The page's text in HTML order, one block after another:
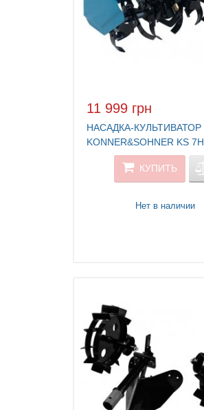
11 999 грн
НАСАДКА-КУЛЬТИВАТОР
KONNER&SOHNER KS
КУПИТЬ
Нет в наличии